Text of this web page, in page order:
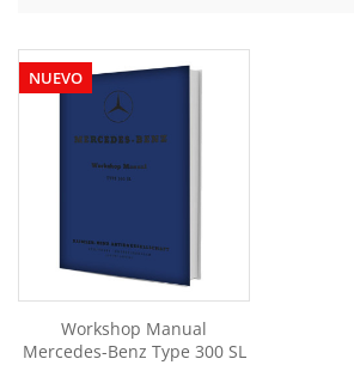
NUEVO
Workshop Manual
Mercedes-Benz Type 300 SL